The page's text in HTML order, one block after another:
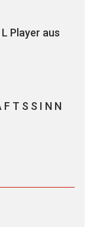
Player aus
T S S I N N